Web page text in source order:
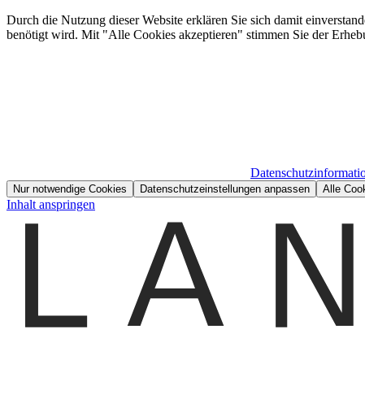
Durch die Nutzung dieser Website erklären Sie sich damit
benötigt wird. Mit "Alle Cookies akzeptieren" stimmen Sie der
Nur notwendige Cookies Datenschutzeinstellungen anpassen Alle
Inhalt anspringen